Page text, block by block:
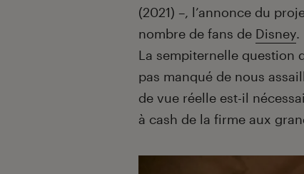
(2021) –, l’annonce du
nombre de fans de Disney.
La sempiternelle question
pas manqué de nous
de vue réelle est-il
à cash de la firme aux